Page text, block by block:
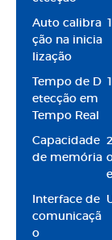
Auto calibra
ção na inicia
lização
Tempo de D
etecção em
Tempo Real
Capacidade
de memória
Interface de
comunicaçã
o